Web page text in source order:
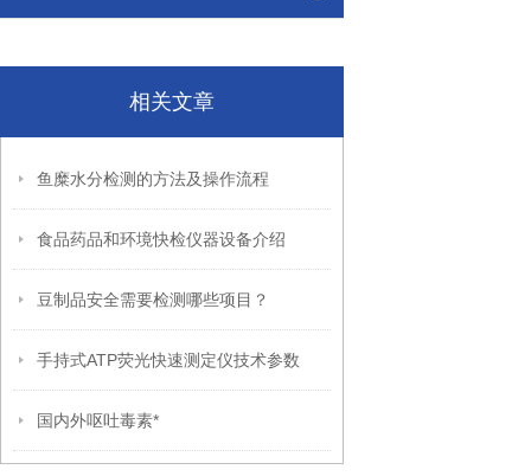
相关文章
鱼糜水分检测的方法及操作流程
食品药品和环境快检仪器设备介绍
豆制品安全需要检测哪些项目？
手持式ATP荧光快速测定仪技术参数
国内外呕吐毒素*